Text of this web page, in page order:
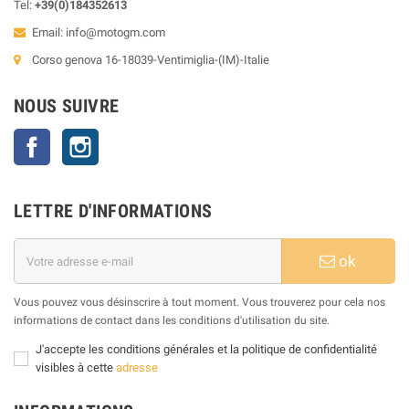
Tel: +39(0)184352613
Email: info@motogm.com
Corso genova 16-18039-Ventimiglia-(IM)-Italie
NOUS SUIVRE
Facebook
LETTRE D'INFORMATIONS
ok
Vous pouvez vous désinscrire à tout moment. Vous trouverez pour cela nos
informations de contact dans les conditions d'utilisation du site.
J'accepte les conditions générales et la politique de confidentialité
visibles à cette adresse